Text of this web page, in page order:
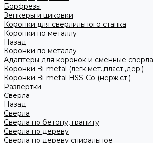
Борфрезы
Зенкеры и циковки
Коронки для сверлильного станка
Коронки по металлу
Назад
Коронки по металлу
Адаптеры для коронок и сменные сверла
Коронки Bi-metal (легк.мет.,пласт.,дер.)
Коронки Bi-metal HSS-Co (нерж.ст.)
Развертки
Сверла
Назад
Сверла
Сверла по бетону, граниту
Сверла по дереву
Сверла по дереву спиральное